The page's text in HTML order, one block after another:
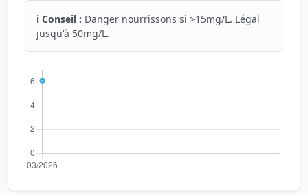
ℹ️ Conseil : Danger nourrissons si >15mg/L. Légal
jusqu'à 50mg/L.